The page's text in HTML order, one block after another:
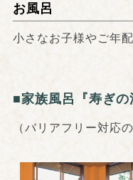
お風呂
小さなお子様やご年
■家族風呂『寿ぎの
（バリアフリー対応